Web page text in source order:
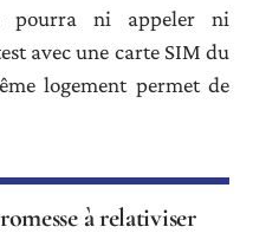
pourra ni appeler ni
avec une carte SIM du
logement permet de
à relativiser